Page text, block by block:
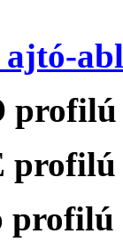
ajtó-
profilú
profilú
profilú